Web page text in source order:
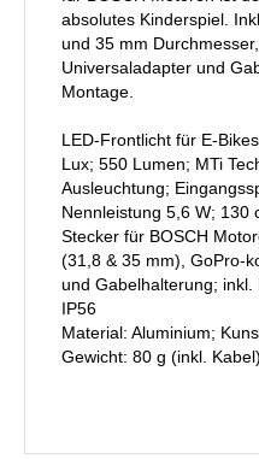
absolutes Kinderspiel.
und 35 mm
Universaladapter und
Montage.
LED-Frontlicht für E-
Lux; 550 Lumen; MTi
Ausleuchtung;
Nennleistung 5,6 W; 130
Stecker für BOSCH
(31,8 & 35 mm), GoPro-
und Gabelhalterung;
IP56
Material: Aluminium;
Gewicht: 80 g (inkl. Kabel)